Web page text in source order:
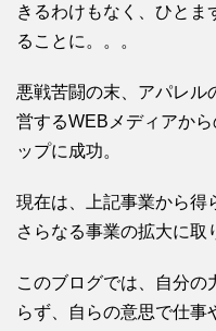
きるわけもなく、ひとま
ることに。。。
悪戦苦闘の末、アパレル
営するWEBメディアか
ップに成功。
現在は、上記事業から得
さらなる事業の拡大に取
このブログでは、自分の
らず、自らの意思で仕事